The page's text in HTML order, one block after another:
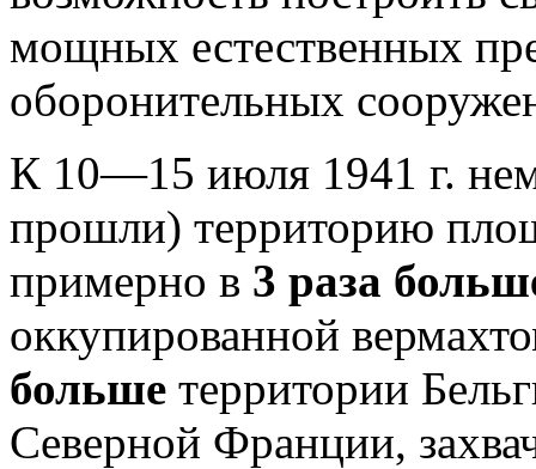
мощных естественных
оборонительных
К 10—15 июля 1941 г.
прошли) территорию
примерно в 3 раза
оккупированной
больше территории
Северной Франции,